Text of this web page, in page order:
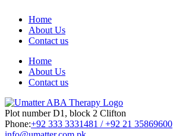
Home
About Us
Contact us
Home
About Us
Contact us
Plot number D1, block 2 Clifton
Phone:+92 333 3331481 / +92 21 35869600